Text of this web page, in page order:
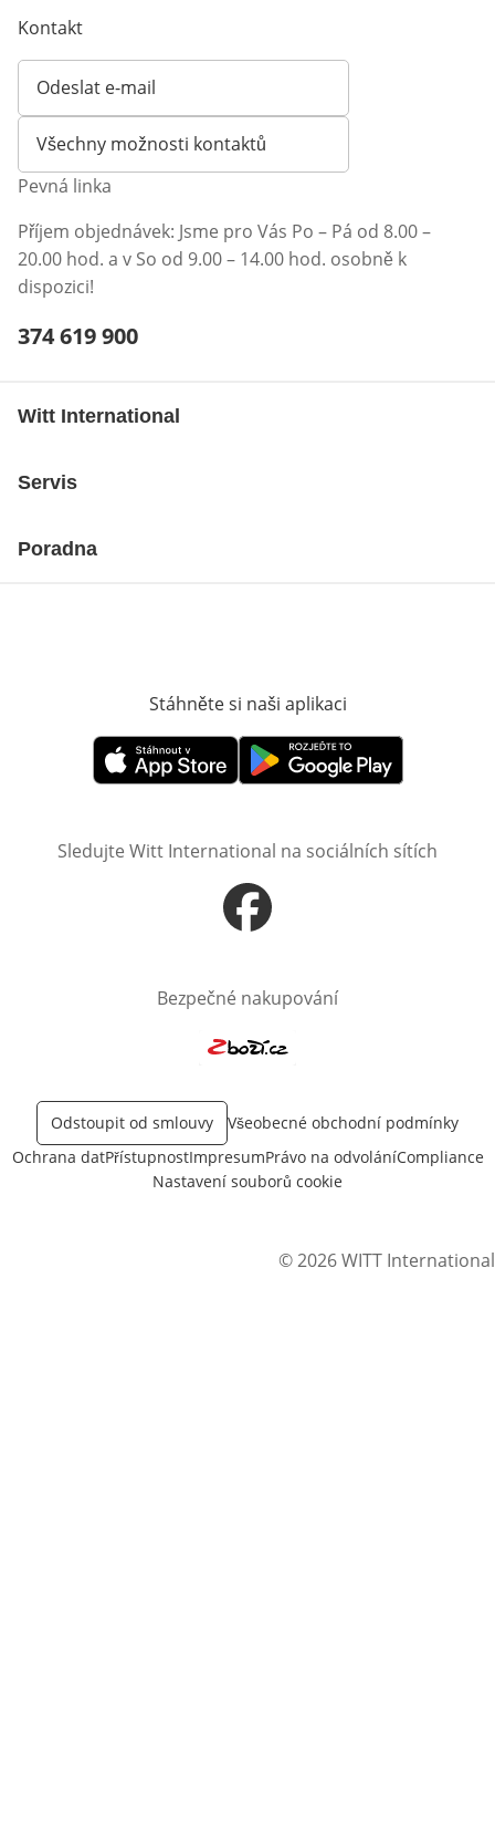
Kontakt
Odeslat e-mail
Otevírá e-mailového klienta
Všechny možnosti kontaktů
Pevná linka
Příjem objednávek: Jsme pro Vás Po – Pá od 8.00 –
20.00 hod. a v So od 9.00 – 14.00 hod. osobně k
dispozici!
Telefonní číslo:
374 619 900
Witt International
Servis
Poradna
Stáhněte si naši aplikaci
Otevře v novém okněOtevře v novém okně
Sledujte Witt International na sociálních sítích
Otevře v novém okně
Bezpečné nakupování
Odstoupit od smlouvy
Všeobecné obchodní podmínky
Ochrana datPřístupnostImpresumPrávo na odvoláníCompliance
Nastavení souborů cookie
© 2026 WITT International